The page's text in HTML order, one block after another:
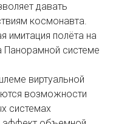
давать
космонавта.
имитация полёта на
Панорамной системе
виртуальной
возможности
системах